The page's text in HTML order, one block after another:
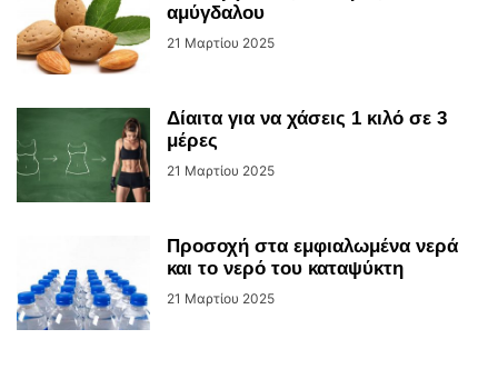
αμύγδαλου
21 Μαρτίου 2025
Δίαιτα για να χάσεις 1 κιλό σε 3
μέρες
21 Μαρτίου 2025
Προσοχή στα εμφιαλωμένα νερά
και το νερό του καταψύκτη
21 Μαρτίου 2025